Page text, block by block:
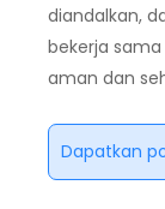
diandalkan,
bekerja
aman dan
Dapatkan